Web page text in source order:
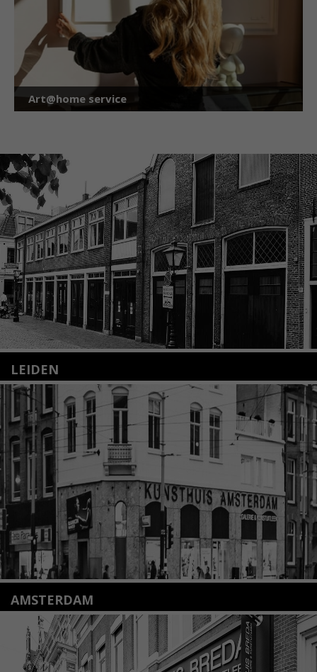
Art@home service
LEIDEN
Nieuwstraat 35
2312 KA Leiden
+31(0)71 – 52 84 480
info@kunsthuisleiden.nl
Lees meer
AMSTERDAM
Amstelveenseweg 135
1075 VX Amsterdam
+31 (0)20 2332546
info@kunsthuisamsterdam.nl